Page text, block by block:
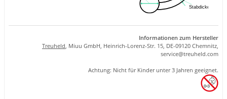
Informationen zum Hersteller
Treuheld, Miuu GmbH, Heinrich-Lorenz-Str. 15, DE-09120 Chemnitz,
service@treuheld.com
Achtung: Nicht für Kinder unter 3 Jahren geeignet.